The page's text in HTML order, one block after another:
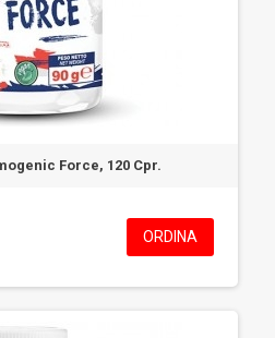
Force, 120 Cpr.
ORDINA